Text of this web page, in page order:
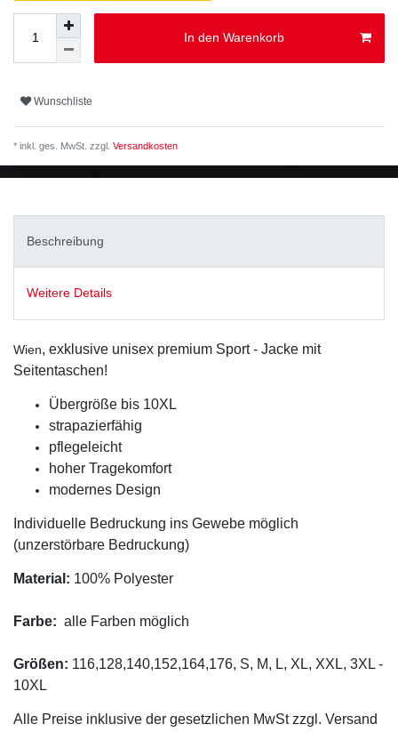
In den Warenkorb
Wunschliste
* inkl. ges. MwSt. zzgl. Versandkosten
Beschreibung
Weitere Details
Wien, exklusive unisex premium Sport - Jacke mit
Seitentaschen!
Übergröße bis 10XL
strapazierfähig
pflegeleicht
hoher Tragekomfort
modernes Design
Individuelle Bedruckung ins Gewebe möglich
(unzerstörbare Bedruckung)
Material: 100% Polyester
Farbe: alle Farben möglich
Größen: 116,128,140,152,164,176, S, M, L, XL, XXL, 3XL -
10XL
Alle Preise inklusive der gesetzlichen MwSt zzgl. Versand